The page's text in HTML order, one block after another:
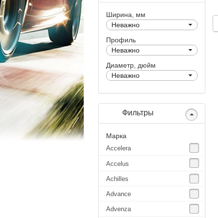
Ширина, мм
Неважно
Профиль
Неважно
Диаметр, дюйм
Неважно
Фильтры
Марка
Accelera
Accelus
Achilles
Advance
Advenza